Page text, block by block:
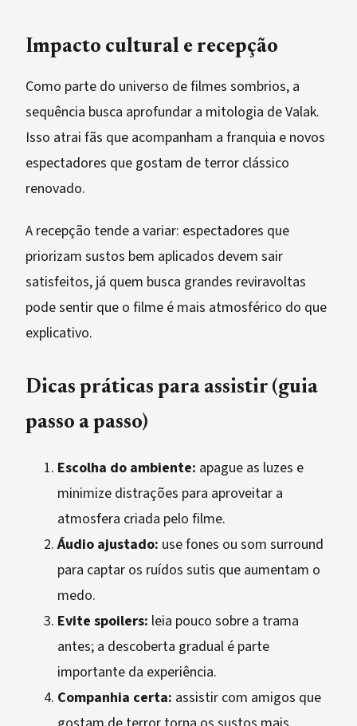
Impacto cultural e recepção
Como parte do universo de filmes sombrios, a
sequência busca aprofundar a mitologia de Valak.
Isso atrai fãs que acompanham a franquia e novos
espectadores que gostam de terror clássico
renovado.
A recepção tende a variar: espectadores que
priorizam sustos bem aplicados devem sair
satisfeitos, já quem busca grandes reviravoltas
pode sentir que o filme é mais atmosférico do que
explicativo.
Dicas práticas para assistir (guia
passo a passo)
Escolha do ambiente: apague as luzes e
minimize distrações para aproveitar a
atmosfera criada pelo filme.
Áudio ajustado: use fones ou som surround
para captar os ruídos sutis que aumentam o
medo.
Evite spoilers: leia pouco sobre a trama
antes; a descoberta gradual é parte
importante da experiência.
Companhia certa: assistir com amigos que